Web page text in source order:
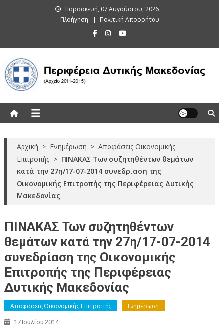
Παρασκευή, 07 Αυγούστου, 2026
Πλοήγηση
Πολιτική Απορρήτου
Αρχική > Ενημέρωση > Αποφάσεις Οικονομικής
Επιτροπής > ΠΙΝΑΚΑΣ Των συζητηθέντων θεμάτων
κατά την 27η/17-07-2014 συνεδρίαση της
Οικονομικής Επιτροπής της Περιφέρειας Δυτικής
Μακεδονίας
ΠΙΝΑΚΑΣ Των συζητηθέντων
θεμάτων κατά την 27η/17-07-2014
συνεδρίαση της Οικονομικής
Επιτροπής της Περιφέρειας
Δυτικής Μακεδονίας
Αποφάσεις Οικονομικής Επιτροπής Ενημέρωση
17 Ιουλίου 2014